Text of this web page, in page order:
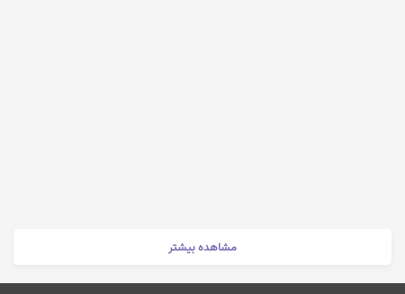
مشاهده بیشتر